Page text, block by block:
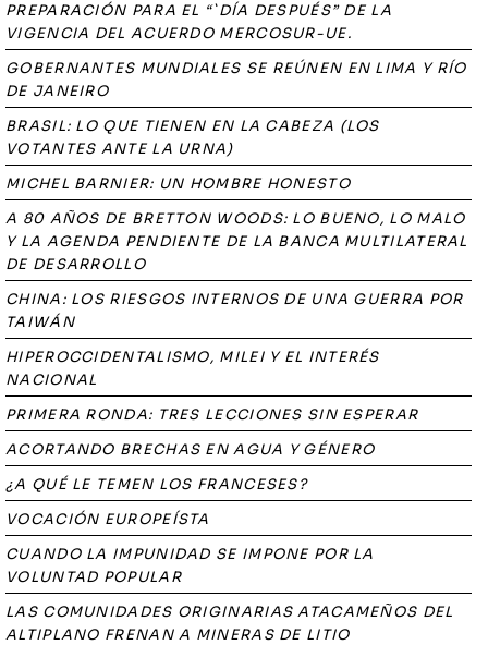
PREPARACIÓN PARA EL “`DÍA DESPUÉS” DE LA
VIGENCIA DEL ACUERDO MERCOSUR-UE.
GOBERNANTES MUNDIALES SE REÚNEN EN LIMA Y RÍO
DE JANEIRO
BRASIL: LO QUE TIENEN EN LA CABEZA (LOS
VOTANTES ANTE LA URNA)
MICHEL BARNIER: UN HOMBRE HONESTO
A 80 AÑOS DE BRETTON WOODS: LO BUENO, LO MALO
Y LA AGENDA PENDIENTE DE LA BANCA MULTILATERAL
DE DESARROLLO
CHINA: LOS RIESGOS INTERNOS DE UNA GUERRA POR
TAIWÁN
HIPEROCCIDENTALISMO, MILEI Y EL INTERÉS
NACIONAL
PRIMERA RONDA: TRES LECCIONES SIN ESPERAR
ACORTANDO BRECHAS EN AGUA Y GÉNERO
¿A QUÉ LE TEMEN LOS FRANCESES?
VOCACIÓN EUROPEÍSTA
CUANDO LA IMPUNIDAD SE IMPONE POR LA
VOLUNTAD POPULAR
LAS COMUNIDADES ORIGINARIAS ATACAMEÑOS DEL
ALTIPLANO FRENAN A MINERAS DE LITIO